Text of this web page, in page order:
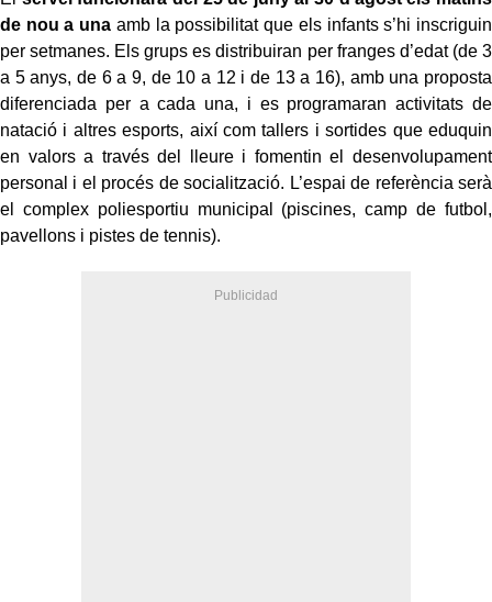
de nou a una amb la possibilitat que els infants s’hi inscriguin
per setmanes. Els grups es distribuiran per franges d’edat (de 3
a 5 anys, de 6 a 9, de 10 a 12 i de 13 a 16), amb una proposta
diferenciada per a cada una, i es programaran activitats de
natació i altres esports, així com tallers i sortides que eduquin
en valors a través del lleure i fomentin el desenvolupament
personal i el procés de socialització. L’espai de referència serà
el complex poliesportiu municipal (piscines, camp de futbol,
pavellons i pistes de tennis).